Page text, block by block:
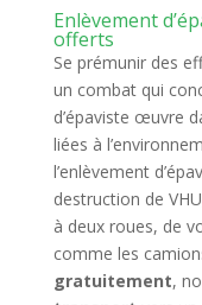
Enlèvement
offerts
Se prémunir des
un combat qui
d’épaviste œuvre
liées à
l’enlèvement
destruction de
à deux roues, de
comme les
gratuitement,